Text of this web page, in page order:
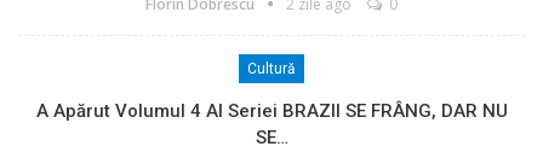
Cultură
A Apărut Volumul 4 Al Seriei BRAZII SE FRÂNG, DAR NU
SE…